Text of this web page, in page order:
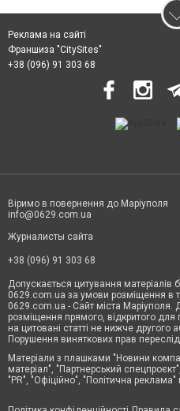
Реклама на сайті
Франшиза "CitySites"
+38 (096) 91 303 68
Віримо в повернення до Маріуполя
info@0629.com.ua
Журналисты сайта
+38 (096) 91 303 68
Допускається цитування матеріалів
0629.com.ua за умови розміщення в
0629.com.ua - Сайт міста Маріуполя.
розміщення прямого, відкритого
на цитовані статті не нижче другого
Порушення виняткових прав
Матеріали з плашками "Новини
матеріал", "Партнерський
"PR", "Офіційно", "Політична